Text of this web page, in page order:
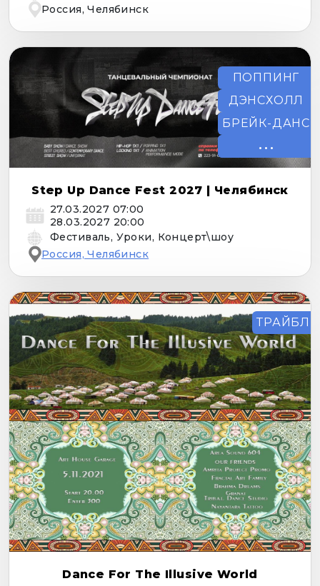
Россия, Челябинск
ПОППИНГ
ДЭНСХОЛЛ
БРЕЙК-ДАНС
ХИП-ХОП
•
Step Up Dance Fest 2027 | Челябинск
27.03.2027 07:00
28.03.2027 20:00
Фестиваль, Уроки, Концерт\шоу
Россия, Челябинск
ТРАЙБЛ
Dance For The Illusive World